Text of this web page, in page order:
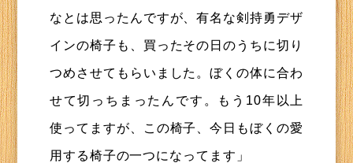
なとは思ったんですが、有名な剣持勇デザ
インの椅子も、買ったその日のうちに切り
つめさせてもらいました。ぼくの体に合わ
せて切っちまったんです。もう10年以上
使ってますが、この椅子、今日もぼくの愛
用する椅子の一つになってます」